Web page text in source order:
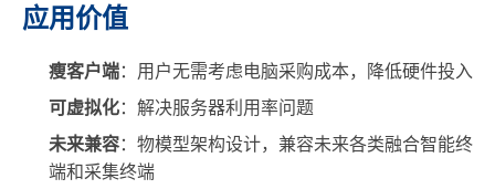
应用价值
瘦客户端：用户无需考虑电脑采购成本，降低硬件投入
可虚拟化：解决服务器利用率问题
未来兼容：物模型架构设计，兼容未来各类融合智能终
端和采集终端